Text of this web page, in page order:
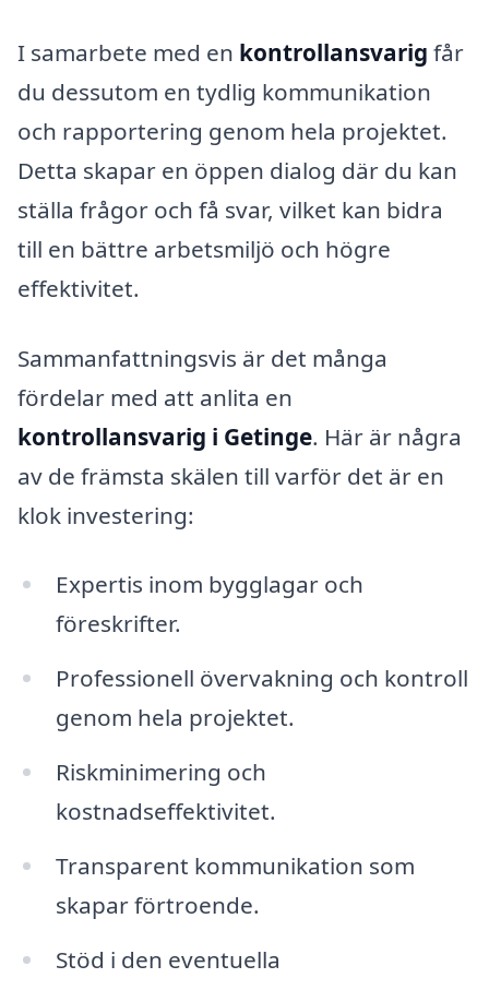
I samarbete med en kontrollansvarig får
du dessutom en tydlig kommunikation
och rapportering genom hela projektet.
Detta skapar en öppen dialog där du kan
ställa frågor och få svar, vilket kan bidra
till en bättre arbetsmiljö och högre
effektivitet.
Sammanfattningsvis är det många
fördelar med att anlita en
kontrollansvarig i Getinge. Här är några
av de främsta skälen till varför det är en
klok investering:
Expertis inom bygglagar och
föreskrifter.
Professionell övervakning och kontroll
genom hela projektet.
Riskminimering och
kostnadseffektivitet.
Transparent kommunikation som
skapar förtroende.
Stöd i den eventuella